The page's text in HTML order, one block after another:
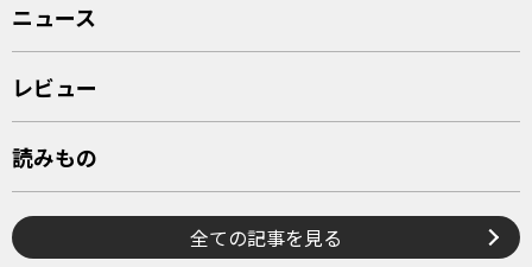
ニュース
レビュー
読みもの
全ての記事を見る